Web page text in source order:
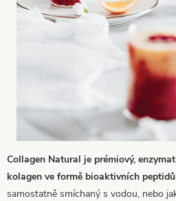
Collagen Natural je prémiový,
kolagen ve formě bioaktivních
samostatně smíchaný s vodou, nebo